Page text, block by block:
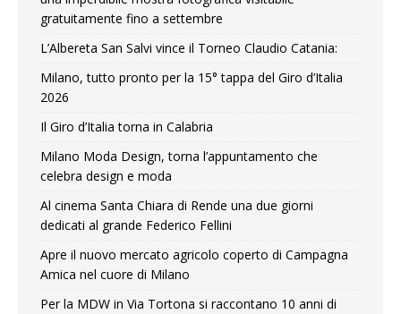
gratuitamente fino a settembre
L’Albereta San Salvi vince il Torneo Claudio Catania:
Milano, tutto pronto per la 15° tappa del Giro d’Italia
2026
Il Giro d’Italia torna in Calabria
Milano Moda Design, torna l’appuntamento che
celebra design e moda
Al cinema Santa Chiara di Rende una due giorni
dedicati al grande Federico Fellini
Apre il nuovo mercato agricolo coperto di Campagna
Amica nel cuore di Milano
Per la MDW in Via Tortona si raccontano 10 anni di